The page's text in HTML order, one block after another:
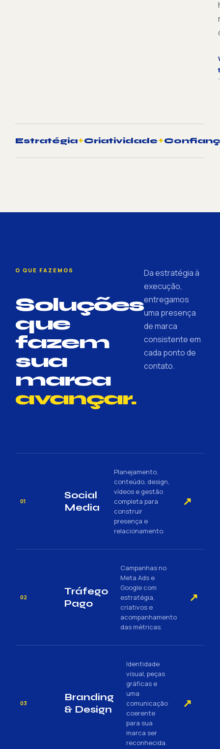
Estratégia✦Criatividade✦
O QUE FAZEMOS
Soluções
que
fazem
sua
marca
avançar.
Da estratégia à
execução,
entregamos
uma presença
de marca
consistente em
cada ponto de
contato.
01
Social
Media
Planejamento,
conteúdo, design,
vídeos e gestão
completa para
construir
presença e
relacionamento.
↗
02
Tráfego
Pago
Campanhas no
Meta Ads e
Google com
estratégia,
criativos e
acompanhamento
das métricas.
↗
03
Branding
& Design
Identidade
visual, peças
gráficas e
uma
comunicação
coerente
para sua
marca ser
reconhecida.
↗